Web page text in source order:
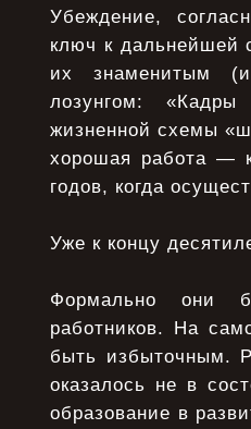
Убеждение,
ключ к дальнейшей
их знаменитым
лозунгом:
жизненной схемы
хорошая работа —
годов, когда
Уже к концу
Формально они
работников. На
быть избыточным.
оказалось не в
образование в